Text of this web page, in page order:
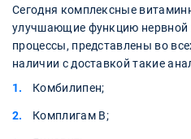
Сегодня комплексные
улучшающие функцию нервной
процессы, представлены во
наличии с доставкой такие
Комбилипен;
Комплигам В;